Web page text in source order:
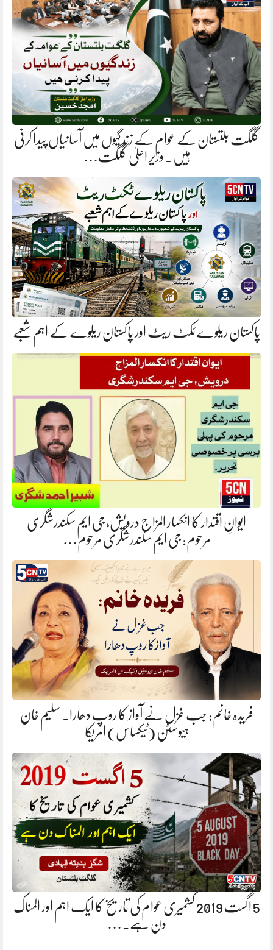
گلگت بلتستان کے عوام کے زندگیوں میں آسانیاں پیدا کرنی
ہیں. وزیر اعلیٰ گلگت…
پاکستان ریلوے ٹکٹ ریٹ اور پاکستان ریلوے کے اہم شعبے
ایوانِ اقتدار کا انکسار المزاج درویش، جی ایم سکندرشگری
مرحوم: جی ایم سکندرشگری مرحوم…
فریدہ خانم: جب غزل نے آواز کا روپ دھارا. سلیم خان
ہیوسٹن (ٹیکساس) امریکا
5 اگست 2019 کشمیری عوام کی تاریخ کا ایک اہم اور المناک
دن ہے.…